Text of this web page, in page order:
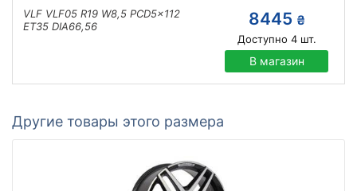
VLF VLF05 R19 W8,5 PCD5x112
ET35 DIA66,56
8445 ₴
Доступно 4шт.
В магазин
Другие товары этого размера